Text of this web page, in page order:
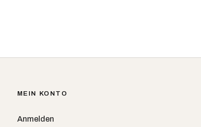
MEIN KONTO
Anmelden